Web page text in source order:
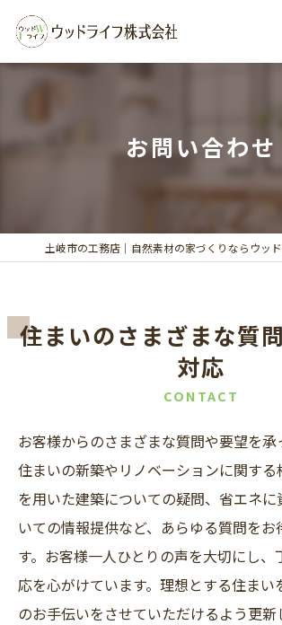
お問い合わせ
住まいのさまざまな質
対応
CONTACT
お客様からのさまざまな質問や要望を承
住まいの新築やリノベーションに関す
を用いた建築についての疑問、省エネ
いての情報提供など、あらゆる質問をお
す。お客様一人ひとりの声を大切にし、
応を心がけています。理想とする住まい
のお手伝いをさせていただけるよう更新